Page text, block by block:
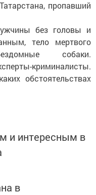
пропавший
без головы и
тело мертвого
собаки.
криминалисты.
обстоятельствах
и интересным в
в